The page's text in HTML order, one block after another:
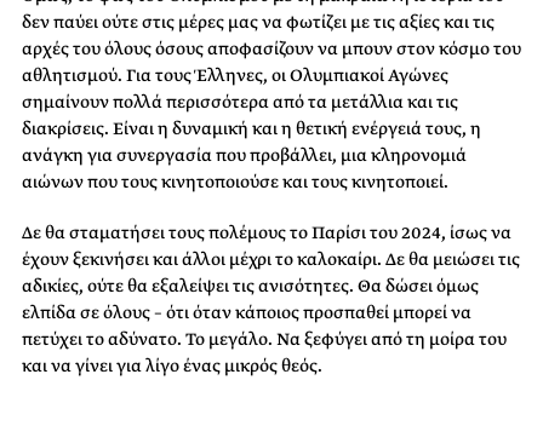
δεν παύει ούτε στις μέρες μας να φωτίζει με τις αξίες και τις
αρχές του όλους όσους αποφασίζουν να μπουν στον κόσμο του
αθλητισμού. Για τους Έλληνες, οι Ολυμπιακοί Αγώνες
σημαίνουν πολλά περισσότερα από τα μετάλλια και τις
διακρίσεις. Είναι η δυναμική και η θετική ενέργειά τους, η
ανάγκη για συνεργασία που προβάλλει, μια κληρονομιά
αιώνων που τους κινητοποιούσε και τους κινητοποιεί.
Δε θα σταματήσει τους πολέμους το Παρίσι του 2024, ίσως να
έχουν ξεκινήσει και άλλοι μέχρι το καλοκαίρι. Δε θα μειώσει τις
αδικίες, ούτε θα εξαλείψει τις ανισότητες. Θα δώσει όμως
ελπίδα σε όλους – ότι όταν κάποιος προσπαθεί μπορεί να
πετύχει το αδύνατο. Το μεγάλο. Να ξεφύγει από τη μοίρα του
και να γίνει για λίγο ένας μικρός θεός.